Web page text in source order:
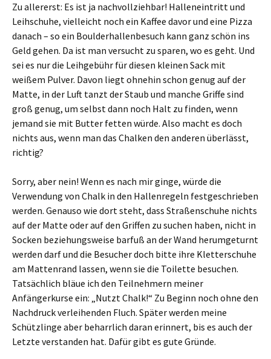
Zu allererst: Es ist ja nachvollziehbar! Halleneintritt und
Leihschuhe, vielleicht noch ein Kaffee davor und eine Pizza
danach – so ein Boulderhallenbesuch kann ganz schön ins
Geld gehen. Da ist man versucht zu sparen, wo es geht. Und
sei es nur die Leihgebühr für diesen kleinen Sack mit
weißem Pulver. Davon liegt ohnehin schon genug auf der
Matte, in der Luft tanzt der Staub und manche Griffe sind
groß genug, um selbst dann noch Halt zu finden, wenn
jemand sie mit Butter fetten würde. Also macht es doch
nichts aus, wenn man das Chalken den anderen überlässt,
richtig?
Sorry, aber nein! Wenn es nach mir ginge, würde die
Verwendung von Chalk in den Hallenregeln festgeschrieben
werden. Genauso wie dort steht, dass Straßenschuhe nichts
auf der Matte oder auf den Griffen zu suchen haben, nicht in
Socken beziehungsweise barfuß an der Wand herumgeturnt
werden darf und die Besucher doch bitte ihre Kletterschuhe
am Mattenrand lassen, wenn sie die Toilette besuchen.
Tatsächlich bläue ich den Teilnehmern meiner
Anfängerkurse ein: „Nutzt Chalk!“ Zu Beginn noch ohne den
Nachdruck verleihenden Fluch. Später werden meine
Schützlinge aber beharrlich daran erinnert, bis es auch der
Letzte verstanden hat. Dafür gibt es gute Gründe.